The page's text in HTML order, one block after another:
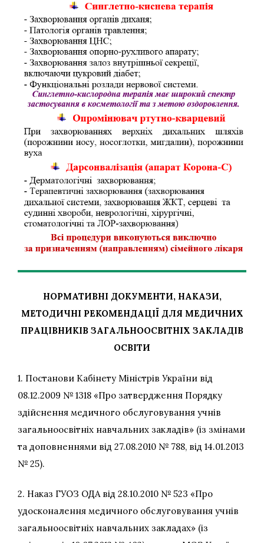
НОРМАТИВНІ ДОКУМЕНТИ, НАКАЗИ,
МЕТОДИЧНІ РЕКОМЕНДАЦІЇ ДЛЯ МЕДИЧНИХ
ПРАЦІВНИКІВ ЗАГАЛЬНООСВІТНІХ ЗАКЛАДІВ
ОСВІТИ
1. Постанови Кабінету Міністрів України від
08.12.2009 № 1318 «Про затвердження Порядку
здійснення медичного обслуговування учнів
загальноосвітніх навчальних закладів» (із змінами
та доповненнями від 27.08.2010 № 788, від 14.01.2013
№ 25).
2. Наказ ГУОЗ ОДА від 28.10.2010 № 523 «Про
удосконалення медичного обслуговування учнів
загальноосвітніх навчальних закладах» (із